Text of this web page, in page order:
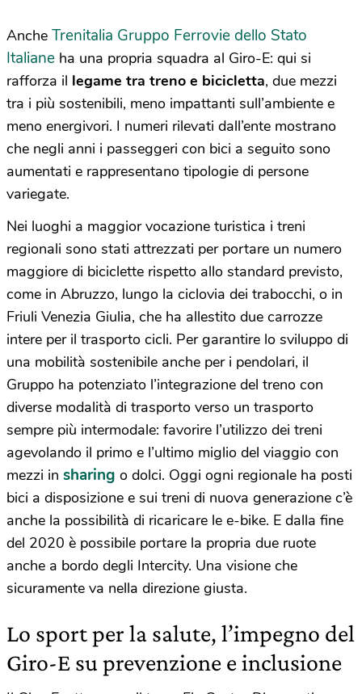
Anche Trenitalia Gruppo Ferrovie dello Stato
Italiane ha una propria squadra al Giro-E: qui si
rafforza il legame tra treno e bicicletta, due mezzi
tra i più sostenibili, meno impattanti sull’ambiente e
meno energivori. I numeri rilevati dall’ente mostrano
che negli anni i passeggeri con bici a seguito sono
aumentati e rappresentano tipologie di persone
variegate.
Nei luoghi a maggior vocazione turistica i treni
regionali sono stati attrezzati per portare un numero
maggiore di biciclette rispetto allo standard previsto,
come in Abruzzo, lungo la ciclovia dei trabocchi, o in
Friuli Venezia Giulia, che ha allestito due carrozze
intere per il trasporto cicli. Per garantire lo sviluppo di
una mobilità sostenibile anche per i pendolari, il
Gruppo ha potenziato l’integrazione del treno con
diverse modalità di trasporto verso un trasporto
sempre più intermodale: favorire l’utilizzo dei treni
agevolando il primo e l’ultimo miglio del viaggio con
mezzi in sharing o dolci. Oggi ogni regionale ha posti
bici a disposizione e sui treni di nuova generazione c’è
anche la possibilità di ricaricare le e-bike. E dalla fine
del 2020 è possibile portare la propria due ruote
anche a bordo degli Intercity. Una visione che
sicuramente va nella direzione giusta.
Lo sport per la salute, l’impegno del
Giro-E su prevenzione e inclusione